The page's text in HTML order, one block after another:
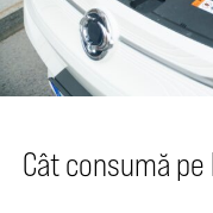
Cât consumă